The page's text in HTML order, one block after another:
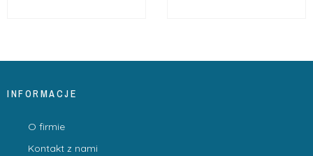
INFORMACJE
O firmie
Kontakt z nami